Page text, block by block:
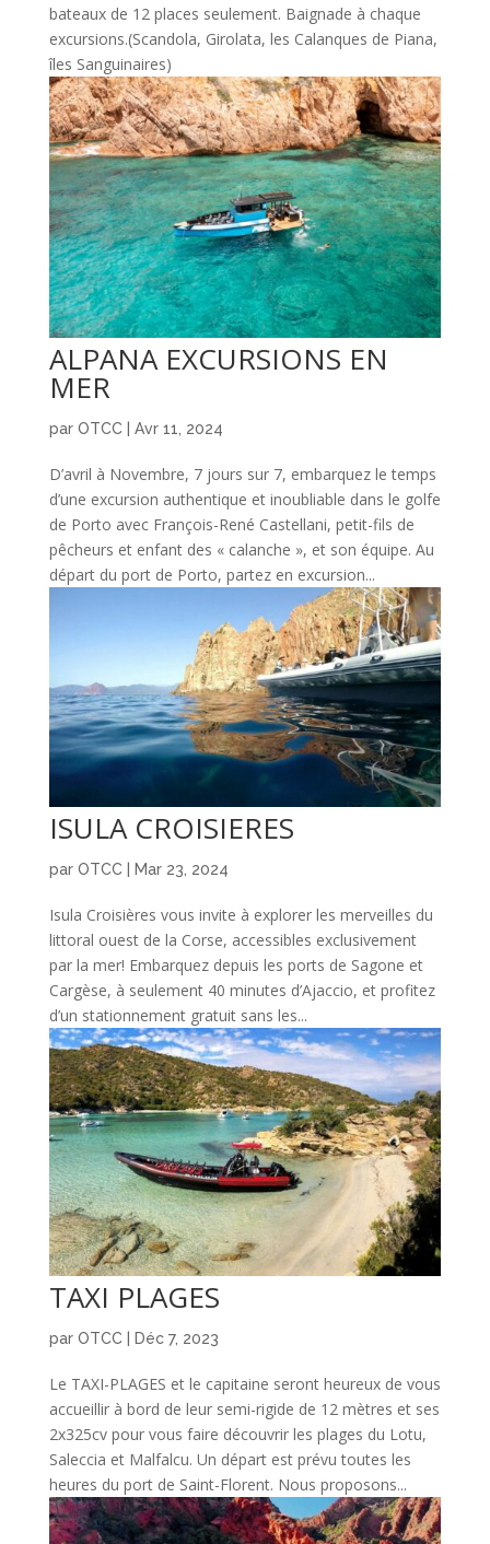
bateaux de 12 places seulement. Baignade à chaque
excursions.(Scandola, Girolata, les Calanques de Piana,
îles Sanguinaires)
ALPANA EXCURSIONS EN
MER
par OTCC| Avr 11, 2024
D’avril à Novembre, 7 jours sur 7, embarquez le temps
d’une excursion authentique et inoubliable dans le golfe
de Porto avec François-René Castellani, petit-fils de
pêcheurs et enfant des « calanche », et son équipe. Au
départ du port de Porto, partez en excursion...
ISULA CROISIERES
par OTCC| Mar 23, 2024
Isula Croisières vous invite à explorer les merveilles du
littoral ouest de la Corse, accessibles exclusivement
par la mer! Embarquez depuis les ports de Sagone et
Cargèse, à seulement 40 minutes d’Ajaccio, et profitez
d’un stationnement gratuit sans les...
TAXI PLAGES
par OTCC| Déc 7, 2023
Le TAXI-PLAGES et le capitaine seront heureux de vous
accueillir à bord de leur semi-rigide de 12 mètres et ses
2x325cv pour vous faire découvrir les plages du Lotu,
Saleccia et Malfalcu. Un départ est prévu toutes les
heures du port de Saint-Florent. Nous proposons...